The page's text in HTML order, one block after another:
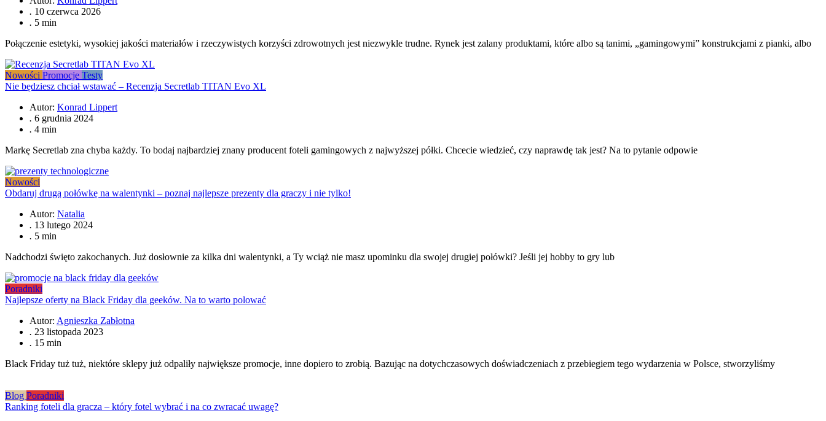
. 10 czerwca 2026
. 5 min
Połączenie estetyki, wysokiej jakości materiałów i rzeczywistych korzyści zdrowotnych jest niezwykle trudne. Rynek jest zalany produktami, które albo są tanimi, „gamingowymi” konstrukcjami z pianki, albo
Nowości Promocje Testy
Nie będziesz chciał wstawać – Recenzja Secretlab TITAN Evo XL
Autor: Konrad Lippert
. 6 grudnia 2024
. 4 min
Markę Secretlab zna chyba każdy. To bodaj najbardziej znany producent foteli gamingowych z najwyższej półki. Chcecie wiedzieć, czy naprawdę tak jest? Na to pytanie odpowie
Nowości
Obdaruj drugą połówkę na walentynki – poznaj najlepsze prezenty dla graczy i nie tylko!
Autor: Natalia
. 13 lutego 2024
. 5 min
Nadchodzi święto zakochanych. Już dosłownie za kilka dni walentynki, a Ty wciąż nie masz upominku dla swojej drugiej połówki? Jeśli jej hobby to gry lub
Poradniki
Najlepsze oferty na Black Friday dla geeków. Na to warto polować
Autor: Agnieszka Zabłotna
. 23 listopada 2023
. 15 min
Black Friday tuż tuż, niektóre sklepy już odpaliły największe promocje, inne dopiero to zrobią. Bazując na dotychczasowych doświadczeniach z przebiegiem tego wydarzenia w Polsce, stworzyliśmy
Blog Poradniki
Ranking foteli dla gracza – który fotel wybrać i na co zwracać uwagę?